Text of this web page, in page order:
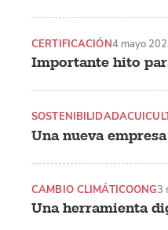
Importante hito
CERTIFICACIÓN4 mayo
Una nueva
SOSTENIBILIDAD
Una herramienta
CAMBIO CLIMÁTICOONG3